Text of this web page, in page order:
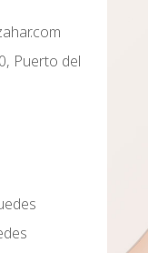
Puerto del